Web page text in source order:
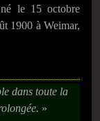
le 15 octobre
1900 à Weimar,
dans toute la
»